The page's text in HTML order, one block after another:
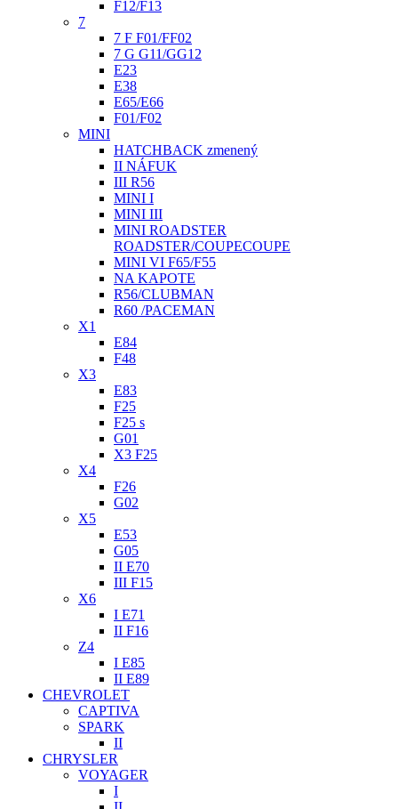
F12/F13
7
7 F F01/FF02
7 G G11/GG12
E23
E38
E65/E66
F01/F02
MINI
HATCHBACK zmenený
II NÁFUK
III R56
MINI I
MINI III
MINI ROADSTER
ROADSTER/COUPECOUPE
MINI VI F65/F55
NA KAPOTE
R56/CLUBMAN
R60 /PACEMAN
X1
E84
F48
X3
E83
F25
F25 s
G01
X3 F25
X4
F26
G02
X5
E53
G05
II E70
III F15
X6
I E71
II F16
Z4
I E85
II E89
CHEVROLET
CAPTIVA
SPARK
II
CHRYSLER
VOYAGER
I